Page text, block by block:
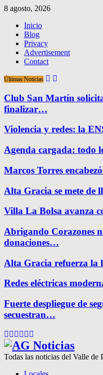
8 agosto, 2026
Inicio
Blog
Privacy
Advertisement
Contact
Últimas Noticias
Club San Martín
finalizar…
Violencia y redes: la
Agenda cargada: todo
Marcos Torres
Alta Gracia se mete de
Villa La Bolsa avanza
Abrigando Corazones
donaciones…
Alta Gracia refuerza la
Redes eléctricas
Fuerte despliegue de
secuestran…
Facebook
Twitter
Instagram
Pinterest
Google
Todas las noticias del Valle de